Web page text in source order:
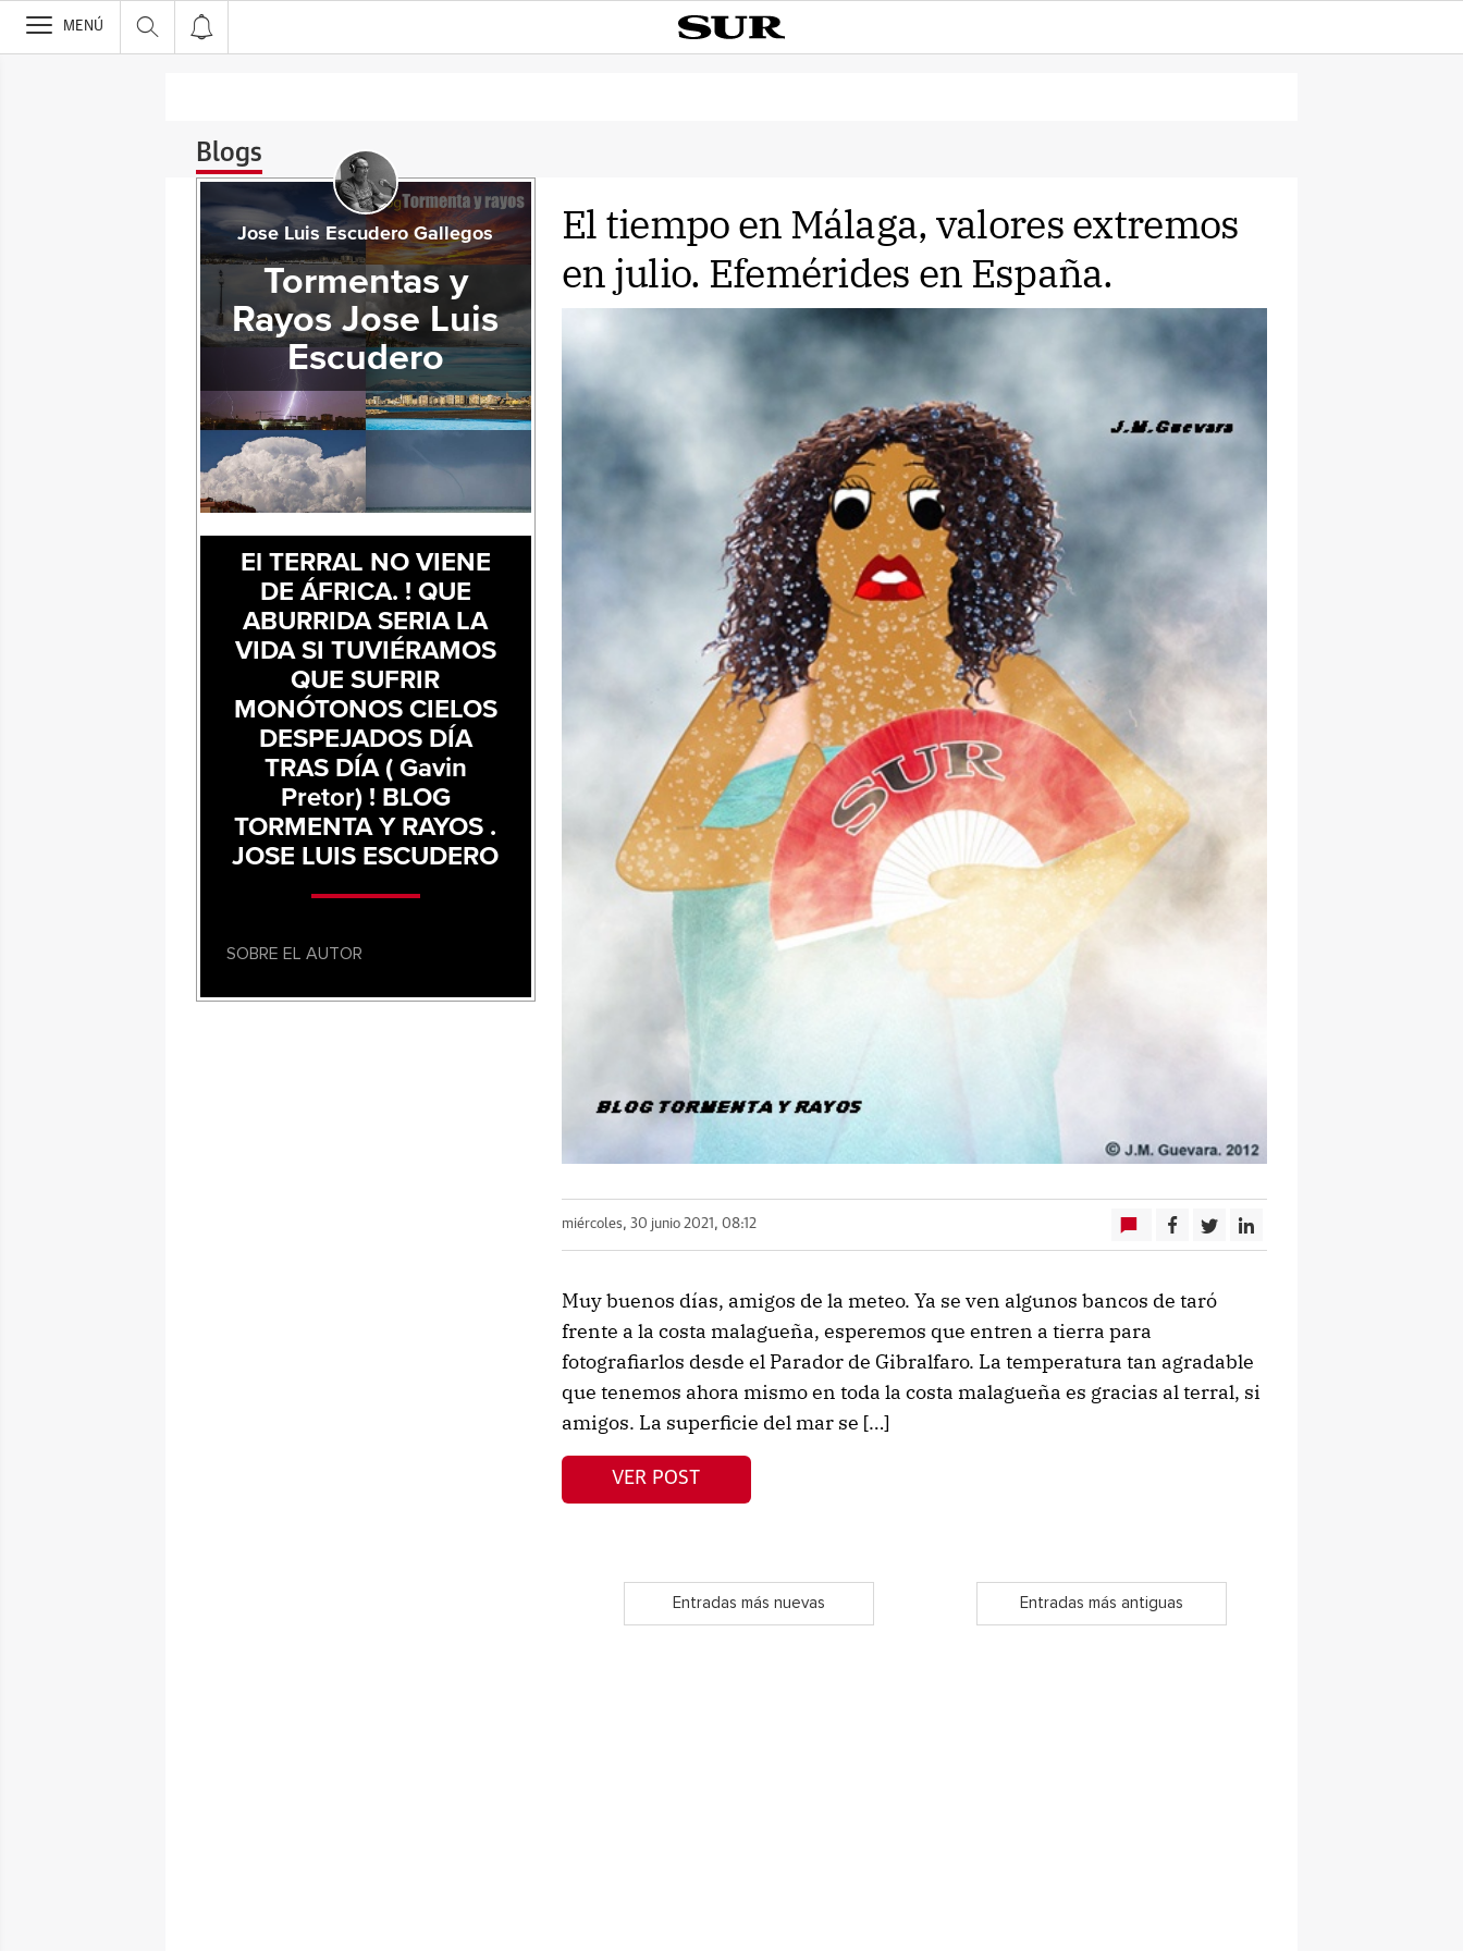
>
MENÚ
Blogs
El tiempo en Málaga, valores extremos
en julio. Efemérides en España.
miércoles, 30 junio 2021, 08:12
Muy buenos días, amigos de la meteo. Ya se ven algunos bancos de taró
frente a la costa malagueña, esperemos que entren a tierra para
fotografiarlos desde el Parador de Gibralfaro. La temperatura tan agradable
que tenemos ahora mismo en toda la costa malagueña es gracias al terral, si
amigos. La superficie del mar se […]
VER POST
Entradas más nuevas Entradas más antiguas
Jose Luis Escudero Gallegos
Tormentas y
Rayos Jose Luis
Escudero
El TERRAL NO VIENE
DE ÁFRICA. ! QUE
ABURRIDA SERIA LA
VIDA SI TUVIÉRAMOS
QUE SUFRIR
MONÓTONOS CIELOS
DESPEJADOS DÍA
TRAS DÍA ( Gavin
Pretor) ! BLOG
TORMENTA Y RAYOS .
JOSE LUIS ESCUDERO
SOBRE EL AUTOR